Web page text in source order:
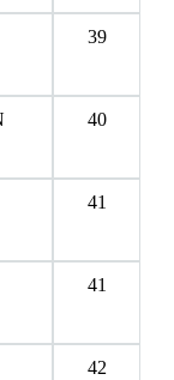
39
40
41
41
42